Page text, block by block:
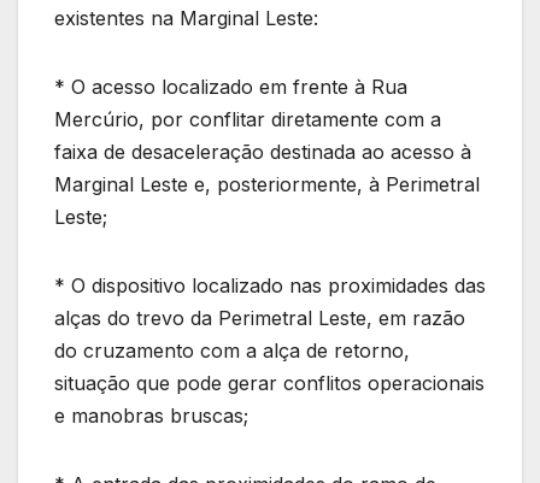
existentes na Marginal Leste:
* O acesso localizado em frente à Rua
Mercúrio, por conflitar diretamente com a
faixa de desaceleração destinada ao acesso à
Marginal Leste e, posteriormente, à Perimetral
Leste;
* O dispositivo localizado nas proximidades das
alças do trevo da Perimetral Leste, em razão
do cruzamento com a alça de retorno,
situação que pode gerar conflitos operacionais
e manobras bruscas;